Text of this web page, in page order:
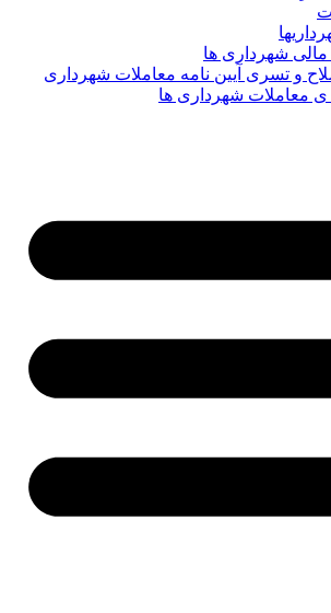
مالی شهرداری ها
و تسری آیین نامه معاملات شهرداری
ی معاملات شهرداری ها